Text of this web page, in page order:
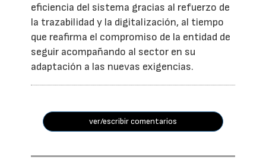
eficiencia del sistema gracias al refuerzo de
la trazabilidad y la digitalización, al tiempo
que reafirma el compromiso de la entidad de
seguir acompañando al sector en su
adaptación a las nuevas exigencias.
ver/escribir comentarios